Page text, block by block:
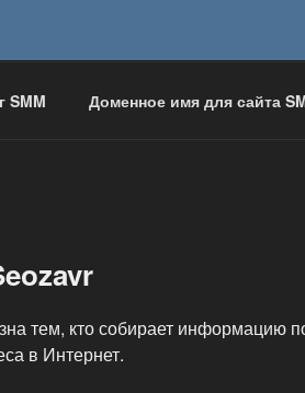
SMM Доменное имя для сайта
тем, кто собирает информацию
в Интернет.